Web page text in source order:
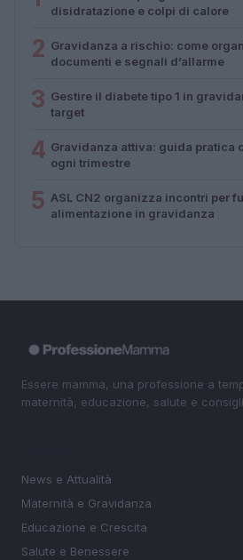
disidratazione e colpi di calore
2 Gravidanza a rischio: come
documenti e segnali d’allarme
3 Gestire il diabete tipo 1 in
target
4 Gravidanza attiva: guida pratica
ogni trimestre
5 ASL CN2 organizza incontri per
alimentazione in gravidanza
Essere mamma, una professione a
maternità, educazione, salute e
News e Attualità
Maternità e Gravidanza
Educazione e Crescita
Salute e Benessere